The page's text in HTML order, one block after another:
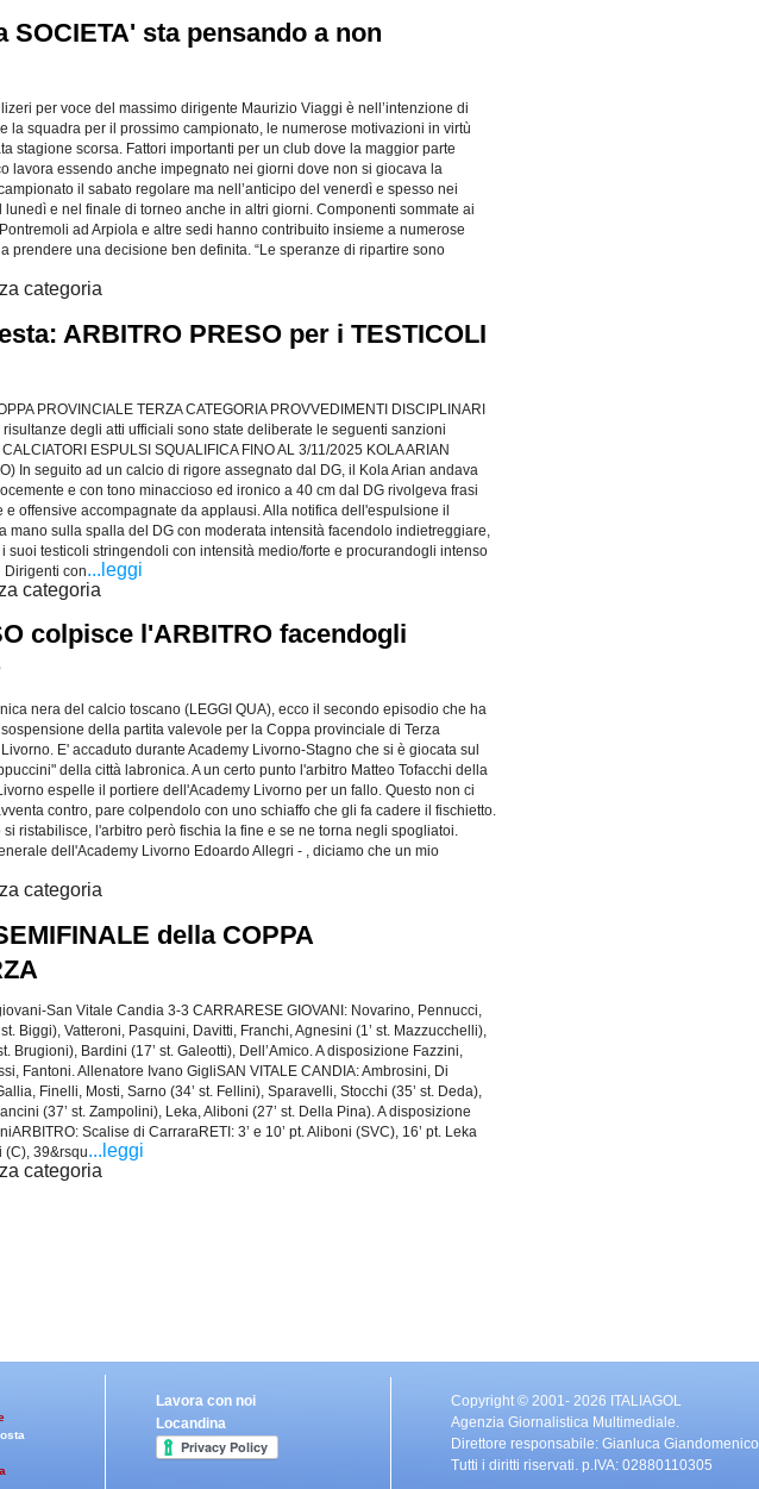
SOCIETA' sta pensando a non
per voce del massimo dirigente Maurizio Viaggi è nell’intenzione di
la squadra per il prossimo campionato, le numerose motivazioni in virtù
stagione scorsa. Fattori importanti per un club dove la maggior parte
lavora essendo anche impegnato nei giorni dove non si giocava la
il sabato regolare ma nell’anticipo del venerdì e spesso nei
lunedì e nel finale di torneo anche in altri giorni. Componenti sommate ai
ad Arpiola e altre sedi hanno contribuito insieme a numerose
prendere una decisione ben definita. “Le speranze di ripartire sono
categoria
ARBITRO PRESO per i TESTICOLI
PROVINCIALE TERZA CATEGORIA PROVVEDIMENTI DISCIPLINARI
risultanze degli atti ufficiali sono state deliberate le seguenti sanzioni
ESPULSI SQUALIFICA FINO AL 3/11/2025 KOLA ARIAN
In seguito ad un calcio di rigore assegnato dal DG, il Kola Arian andava
e con tono minaccioso ed ironico a 40 cm dal DG rivolgeva frasi
e offensive accompagnate da applausi. Alla notifica dell'espulsione il
mano sulla spalla del DG con moderata intensità facendolo indietreggiare,
suoi testicoli stringendoli con intensità medio/forte e procurandogli intenso
Dirigenti con...leggi
categoria
colpisce l'ARBITRO facendogli
nera del calcio toscano (LEGGI QUA), ecco il secondo episodio che ha
della partita valevole per la Coppa provinciale di Terza
E' accaduto durante Academy Livorno-Stagno che si è giocata sul
della città labronica. A un certo punto l'arbitro Matteo Tofacchi della
espelle il portiere dell'Academy Livorno per un fallo. Questo non ci
contro, pare colpendolo con uno schiaffo che gli fa cadere il fischietto.
ristabilisce, l'arbitro però fischia la fine e se ne torna negli spogliatoi.
dell'Academy Livorno Edoardo Allegri - , diciamo che un mio
categoria
della COPPA
San Vitale Candia 3-3 CARRARESE GIOVANI: Novarino, Pennucci,
Biggi), Vatteroni, Pasquini, Davitti, Franchi, Agnesini (1’ st. Mazzucchelli),
Brugioni), Bardini (17’ st. Galeotti), Dell’Amico. A disposizione Fazzini,
Fantoni. Allenatore Ivano GigliSAN VITALE CANDIA: Ambrosini, Di
Finelli, Mosti, Sarno (34’ st. Fellini), Sparavelli, Stocchi (35’ st. Deda),
(37’ st. Zampolini), Leka, Aliboni (27’ st. Della Pina). A disposizione
Scalise di CarraraRETI: 3’ e 10’ pt. Aliboni (SVC), 16’ pt. Leka
(C), 39&rsqu...leggi
categoria
Lavora con noi
Locandina
Copyright © 2001- 2026 ITALIAGOL
Agenzia Giornalistica Multimediale.
Direttore responsabile: Gianluca Giandomenico
Tutti i diritti riservati. p.IVA: 02880110305